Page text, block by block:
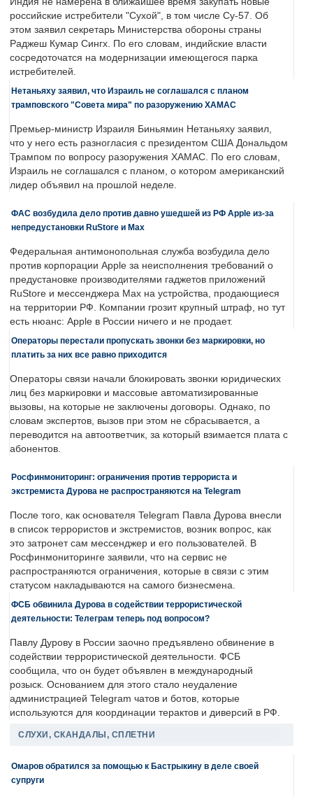
российские истребители "Сухой", в том числе Су-57. Об
этом заявил секретарь Министерства обороны страны
Раджеш Кумар Сингх. По его словам, индийские власти
сосредоточатся на модернизации имеющегося парка
истребителей.
Нетаньяху заявил, что Израиль не соглашался с планом
трамповского "Совета мира" по разоружению ХАМАС
Премьер-министр Израиля Биньямин Нетаньяху заявил,
что у него есть разногласия с президентом США Дональдом
Трампом по вопросу разоружения ХАМАС. По его словам,
Израиль не соглашался с планом, о котором американский
лидер объявил на прошлой неделе.
ФАС возбудила дело против давно ушедшей из РФ Apple из-за
непредустановки RuStore и Max
Федеральная антимонопольная служба возбудила дело
против корпорации Apple за неисполнения требований о
предустановке производителями гаджетов приложений
RuStore и мессенджера Max на устройства, продающиеся
на территории РФ. Компании грозит крупный штраф, но тут
есть нюанс: Apple в России ничего и не продает.
Операторы перестали пропускать звонки без маркировки, но
платить за них все равно приходится
Операторы связи начали блокировать звонки юридических
лиц без маркировки и массовые автоматизированные
вызовы, на которые не заключены договоры. Однако, по
словам экспертов, вызов при этом не сбрасывается, а
переводится на автоответчик, за который взимается плата с
абонентов.
Росфинмониторинг: ограничения против террориста и
экстремиста Дурова не распространяются на Telegram
После того, как основателя Telegram Павла Дурова внесли
в список террористов и экстремистов, возник вопрос, как
это затронет сам мессенджер и его пользователей. В
Росфинмониторинге заявили, что на сервис не
распространяются ограничения, которые в связи с этим
статусом накладываются на самого бизнесмена.
ФСБ обвинила Дурова в содействии террористической
деятельности: Телеграм теперь под вопросом?
Павлу Дурову в России заочно предъявлено обвинение в
содействии террористической деятельности. ФСБ
сообщила, что он будет объявлен в международный
розыск. Основанием для этого стало неудаление
администрацией Telegram чатов и ботов, которые
используются для координации терактов и диверсий в РФ.
СЛУХИ, СКАНДАЛЫ, СПЛЕТНИ
Омаров обратился за помощью к Бастрыкину в деле своей
супруги